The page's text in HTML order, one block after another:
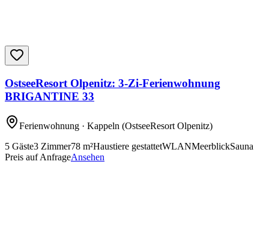
OstseeResort Olpenitz: 3-Zi-Ferienwohnung
BRIGANTINE 33
Ferienwohnung · Kappeln (OstseeResort Olpenitz)
5 Gäste3 Zimmer78 m²Haustiere gestattetWLANMeerblickSauna
Preis auf AnfrageAnsehen